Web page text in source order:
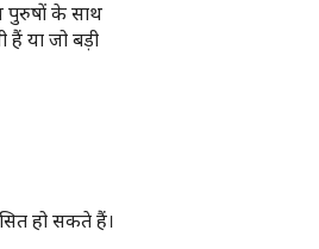
पुरुषों के साथ
या जो बड़ी
हो सकते हैं।